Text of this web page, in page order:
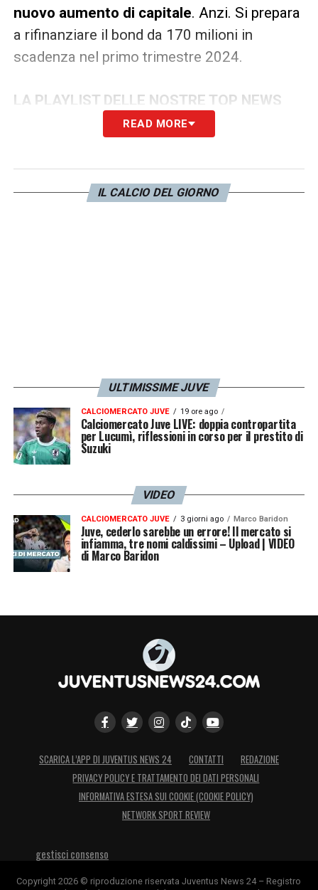
nuovo aumento di capitale. Anzi. Si prepara
a rifinanziare il bond da 170 milioni in
scadenza nel primo trimestre 2024.
LA PLAYLIST DELLE NOSTRE TOP NEWS
READ MORE
IL CALCIO DEL GIORNO
ULTIMISSIME JUVE
CALCIOMERCATO JUVE 19 ore ago
Calciomercato Juve LIVE: doppia contropartita
per Lucumì, riflessioni in corso per il prestito di
Suzuki
VIDEO
CALCIOMERCATO JUVE 3 giorni ago Marco Baridon
Juve, cederlo sarebbe un errore! Il mercato si
infiamma, tre nomi caldissimi – Upload | VIDEO
di Marco Baridon
SCARICA L’APP DI JUVENTUS NEWS 24 CONTATTI
REDAZIONE
PRIVACY POLICY E TRATTAMENTO DEI DATI PERSONALI
INFORMATIVA ESTESA SUI COOKIE (COOKIE POLICY)
NETWORK SPORT REVIEW
gestisci consenso
Copyright 2026 © riproduzione riservata Juventus News 24 – Registro